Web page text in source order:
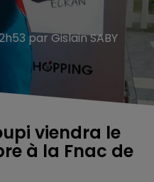
par Gislain SABY
viendra le
à la Fnac de